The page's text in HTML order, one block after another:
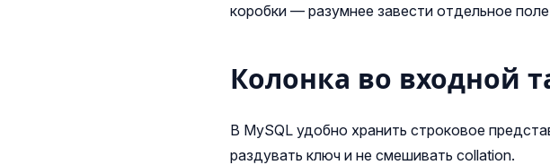
коробки — разумнее завести отдельное
Колонка во входной
В MySQL удобно хранить строковое
раздувать ключ и не смешивать collation.